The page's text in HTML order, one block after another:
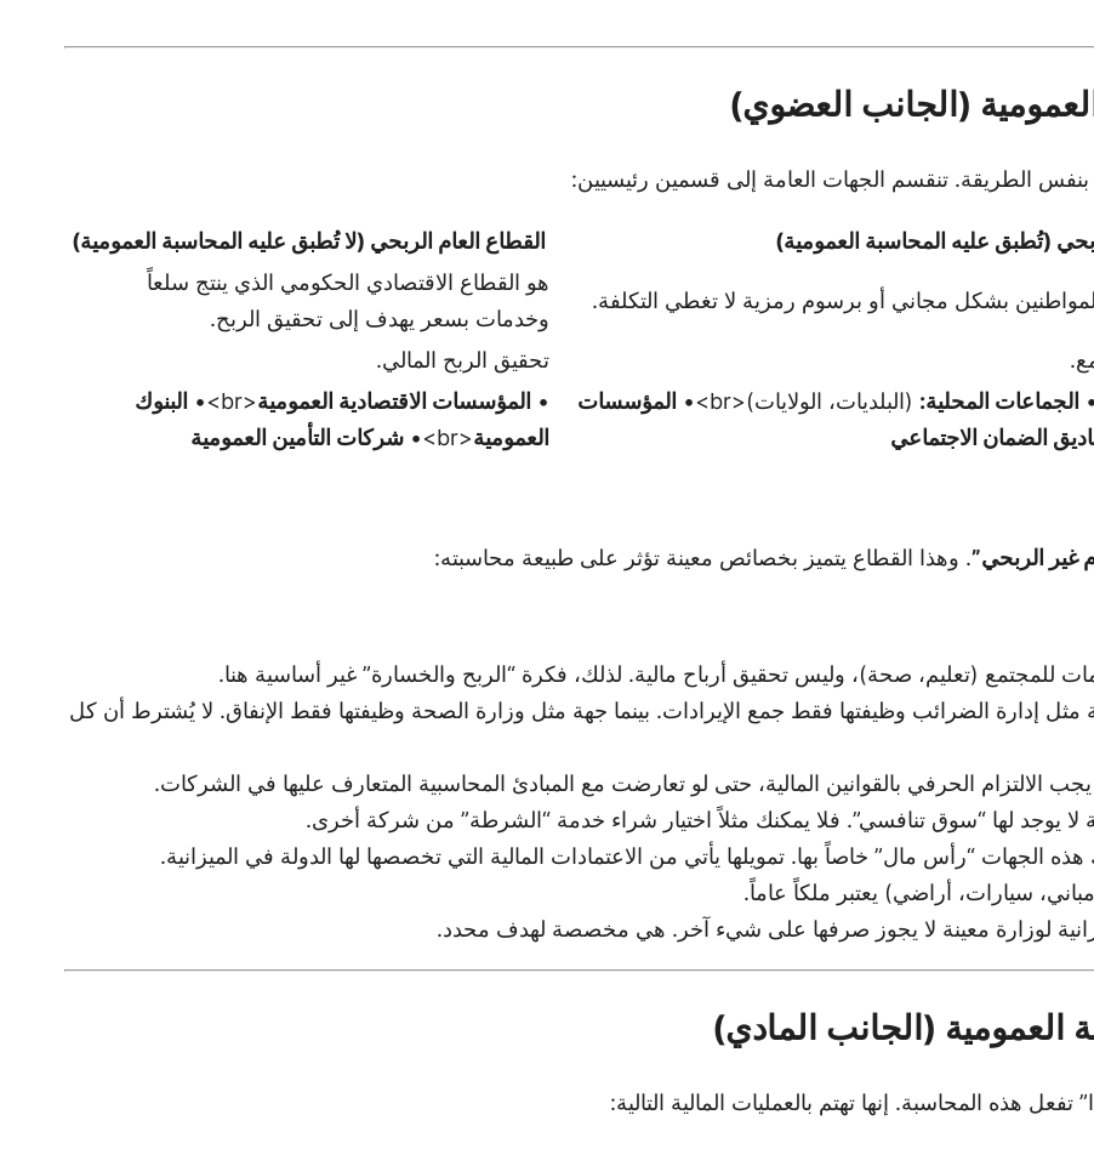
(الجانب العضوي)
الطريقة. تنقسم الجهات العامة إلى قسمين رئيسيين:
(تُطبق عليه المحاسبة العمومية) القطاع العام الربحي (لا تُطبق عليه المحاسبة العمومية)
بشكل مجاني أو برسوم رمزية لا تغطي التكلفة.
هو القطاع الاقتصادي الحكومي الذي ينتج سلعاً
وخدمات بسعر يهدف إلى تحقيق الربح.
تحقيق الربح المالي.
الجماعات المحلية: (البلديات، الولايات)<br>•
المؤسسات
الضمان الاجتماعي
• المؤسسات الاقتصادية العمومية<br>•
البنوك
العمومية<br>• شركات التأمين العمومية
غير الربحي”. وهذا القطاع يتميز بخصائص معينة تؤثر على طبيعة محاسبته:
للمجتمع (تعليم، صحة)، وليس تحقيق أرباح مالية. لذلك، فكرة “الربح والخسارة” غير أساسية هنا.
مثل إدارة الضرائب وظيفتها فقط جمع الإيرادات. بينما جهة مثل وزارة الصحة وظيفتها فقط الإنفاق. لا يُشترط أن كل
يجب الالتزام الحرفي بالقوانين المالية، حتى لو تعارضت مع المبادئ المحاسبية المتعارف عليها في الشركات.
يوجد لها “سوق تنافسي”. فلا يمكنك مثلاً اختيار شراء خدمة “الشرطة” من شركة أخرى.
الجهات “رأس مال” خاصاً بها. تمويلها يأتي من الاعتمادات المالية التي تخصصها لها الدولة في الميزانية.
سيارات، أراضي) يعتبر ملكاً عاماً.
لوزارة معينة لا يجوز صرفها على شيء آخر. هي مخصصة لهدف محدد.
العمومية (الجانب المادي)
هذه المحاسبة. إنها تهتم بالعمليات المالية التالية: